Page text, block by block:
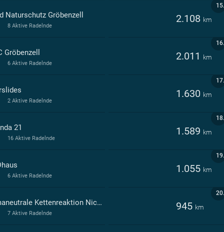
15.
Naturschutz Gröbenzell 2.108 km
8 Aktive Radelnde
16.
Gröbenzell 2.011 km
6 Aktive Radelnde
17.
1.630 km
2 Aktive Radelnde
18.
21 1.589 km
16 Aktive Radelnde
19.
1.055 km
6 Aktive Radelnde
20.
klimaneutrale Kettenreaktion Nickol & Partner AG 945 km
7 Aktive Radelnde